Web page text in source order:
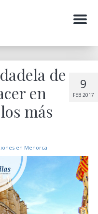
Menu
9
FEB 2017
de
en
más
en Menorca